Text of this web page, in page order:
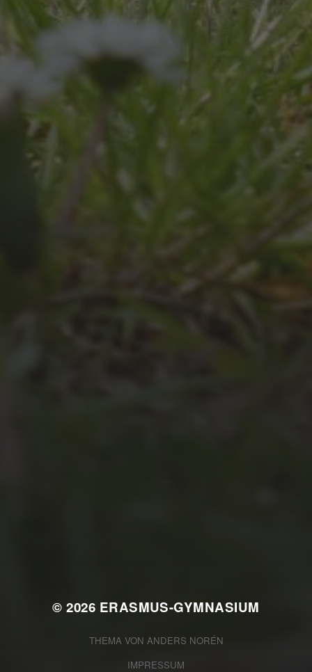
UNSER JAHRBUCH 2025/2026
© 2026 ERASMUS-GYMNASIUM
THEMA VON ANDERS NORÉN
IMPRESSUM